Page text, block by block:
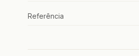
Referência